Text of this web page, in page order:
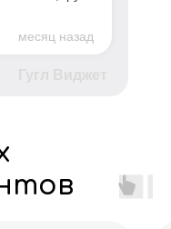
месяц назад